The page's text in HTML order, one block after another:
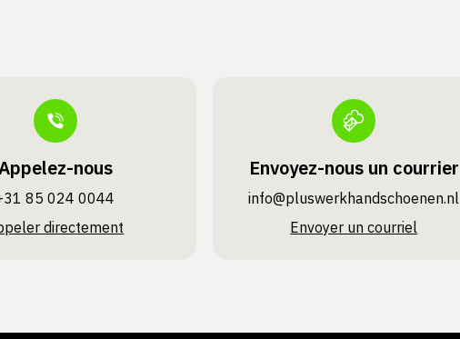
nous
85 024 0044
directement
Envoyez-nous un courrier
info@pluswerk­handschoenen.nl
Envoyer un courriel